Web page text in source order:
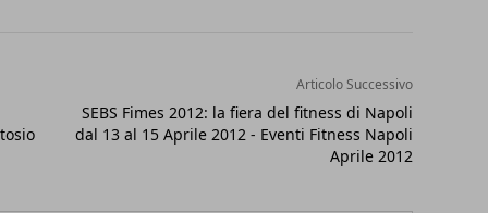
Articolo Successivo
SEBS Fimes 2012: la fiera del fitness di Napoli
dal 13 al 15 Aprile 2012 - Eventi Fitness Napoli
Aprile 2012